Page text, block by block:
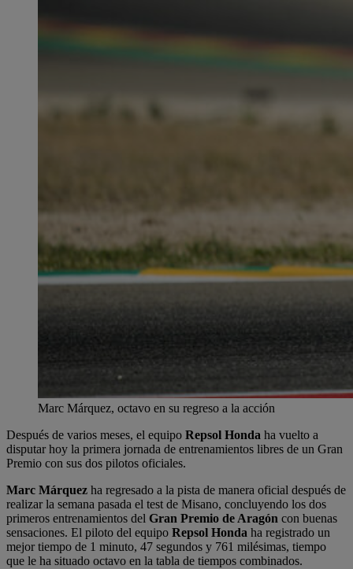
Marc Márquez, octavo en su regreso a la acción
Después de varios meses, el equipo Repsol Honda ha vuelto a
disputar hoy la primera jornada de entrenamientos libres de un Gran
Premio con sus dos pilotos oficiales.
Marc Márquez ha regresado a la pista de manera oficial después de
realizar la semana pasada el test de Misano, concluyendo los dos
primeros entrenamientos del Gran Premio de Aragón con buenas
sensaciones. El piloto del equipo Repsol Honda ha registrado un
mejor tiempo de 1 minuto, 47 segundos y 761 milésimas, tiempo
que le ha situado octavo en la tabla de tiempos combinados.